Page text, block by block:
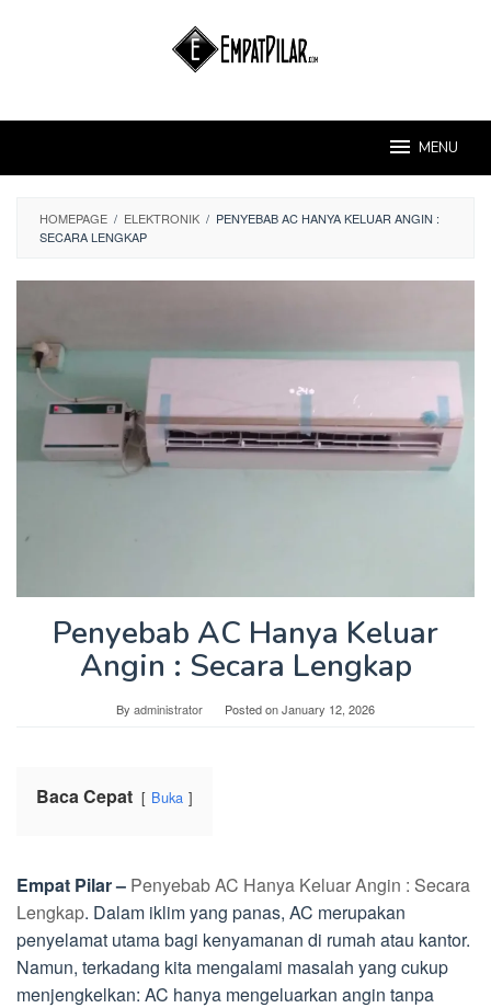
MENU
HOMEPAGE / ELEKTRONIK / PENYEBAB AC HANYA KELUAR ANGIN :
SECARA LENGKAP
Penyebab AC Hanya Keluar
Angin : Secara Lengkap
By administrator Posted onJanuary 12, 2026
Baca Cepat Buka
Empat Pilar – Penyebab AC Hanya Keluar Angin : Secara
Lengkap. Dalam iklim yang panas, AC merupakan
penyelamat utama bagi kenyamanan di rumah atau kantor.
Namun, terkadang kita mengalami masalah yang cukup
menjengkelkan: AC hanya mengeluarkan angin tanpa